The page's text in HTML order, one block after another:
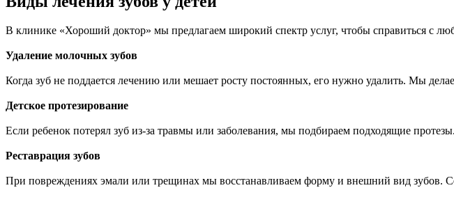
В клинике «Хороший доктор» мы предлагаем широкий спектр услуг, чтобы справиться с
Удаление молочных зубов
Когда зуб не поддается лечению или мешает росту постоянных, его нужно удалить. Мы
Детское протезирование
Если ребенок потерял зуб из-за травмы или заболевания, мы подбираем подходящие
Реставрация зубов
При повреждениях эмали или трещинах мы восстанавливаем форму и внешний вид зубов.